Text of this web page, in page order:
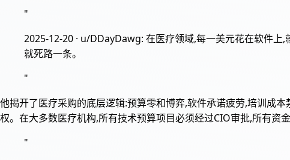
"
2025-12-20 · u/DDayDawg: 在医疗领域,每一美元花在软件
就死路一条。
"
他揭开了医疗采购的底层逻辑:预算零和博弈,软件承诺疲劳,培训成
权。在大多数医疗机构,所有技术预算项目必须经过CIO审批,所有资
"